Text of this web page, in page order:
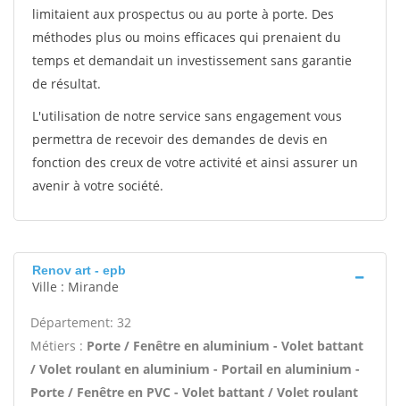
limitaient aux prospectus ou au porte à porte. Des
méthodes plus ou moins efficaces qui prenaient du
temps et demandait un investissement sans garantie
de résultat.
L'utilisation de notre service sans engagement vous
permettra de recevoir des demandes de devis en
fonction des creux de votre activité et ainsi assurer un
avenir à votre société.
Renov art - epb
Ville : Mirande
Département: 32
Métiers : Porte / Fenêtre en aluminium - Volet battant
/ Volet roulant en aluminium - Portail en aluminium -
Porte / Fenêtre en PVC - Volet battant / Volet roulant